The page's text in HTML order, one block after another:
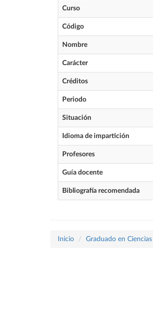
Curso
Código
Nombre
Carácter
Créditos
Periodo
Situación
Idioma de impartición
Profesores
Guía docente
Bibliografía recomendada
Inicio Graduado en